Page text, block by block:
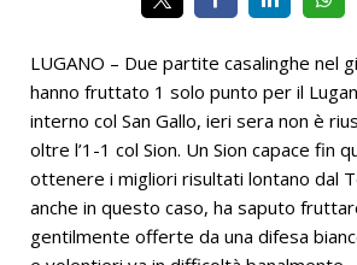
LUGANO – Due partite casalinghe nel
hanno fruttato 1 solo punto per il
interno col San Gallo, ieri sera non è
oltre l’1-1 col Sion. Un Sion capace fin
ottenere i migliori risultati lontano dal
anche in questo caso, ha saputo
gentilmente offerte da una difesa